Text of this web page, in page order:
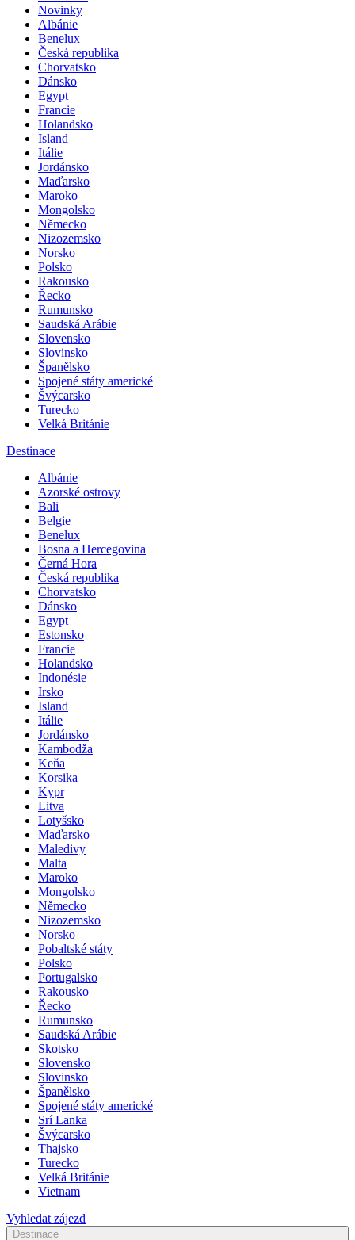
Novinky
Albánie
Benelux
Česká republika
Chorvatsko
Dánsko
Egypt
Francie
Holandsko
Island
Itálie
Jordánsko
Maďarsko
Maroko
Mongolsko
Německo
Nizozemsko
Norsko
Polsko
Rakousko
Řecko
Rumunsko
Saudská Arábie
Slovensko
Slovinsko
Španělsko
Spojené státy americké
Švýcarsko
Turecko
Velká Británie
Destinace
Albánie
Azorské ostrovy
Bali
Belgie
Benelux
Bosna a Hercegovina
Černá Hora
Česká republika
Chorvatsko
Dánsko
Egypt
Estonsko
Francie
Holandsko
Indonésie
Irsko
Island
Itálie
Jordánsko
Kambodža
Keňa
Korsika
Kypr
Litva
Lotyšsko
Maďarsko
Maledivy
Malta
Maroko
Mongolsko
Německo
Nizozemsko
Norsko
Pobaltské státy
Polsko
Portugalsko
Rakousko
Řecko
Rumunsko
Saudská Arábie
Skotsko
Slovensko
Slovinsko
Španělsko
Spojené státy americké
Srí Lanka
Švýcarsko
Thajsko
Turecko
Velká Británie
Vietnam
Vyhledat zájezd
Destinace